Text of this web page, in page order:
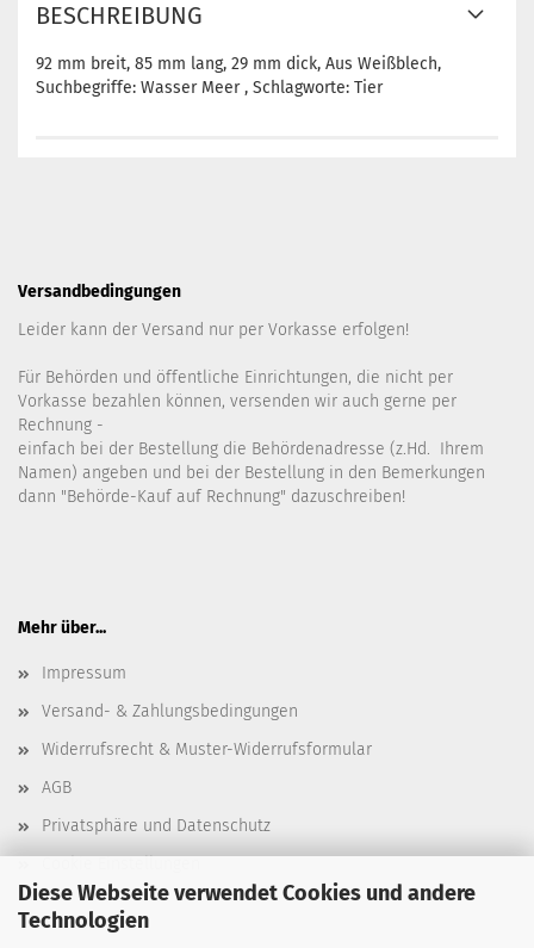
Diese Webseite verwendet Cookies und andere
Technologien
BESCHREIBUNG
92 mm breit, 85 mm lang, 29 mm dick, Aus Weißblech,
Suchbegriffe: Wasser Meer , Schlagworte: Tier
Versandbedingungen
Leider kann der Versand nur per Vorkasse erfolgen!
Für Behörden und öffentliche Einrichtungen, die nicht per
Vorkasse bezahlen können, versenden wir auch gerne per
Rechnung -
einfach bei der Bestellung die Behördenadresse (z.Hd. Ihrem
Namen) angeben und bei der Bestellung in den Bemerkungen
dann "Behörde-Kauf auf Rechnung" dazuschreiben!
Mehr über...
Impressum
Versand- & Zahlungsbedingungen
Widerrufsrecht & Muster-Widerrufsformular
AGB
Privatsphäre und Datenschutz